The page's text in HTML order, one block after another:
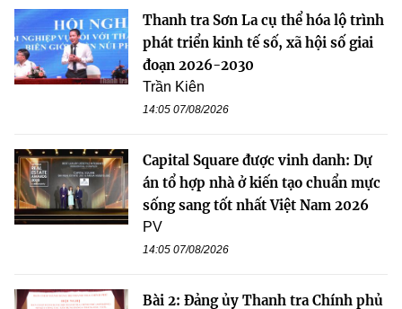
Thanh tra Sơn La cụ thể hóa lộ trình
phát triển kinh tế số, xã hội số giai
đoạn 2026-2030
Trần Kiên
14:05 07/08/2026
Capital Square được vinh danh: Dự
án tổ hợp nhà ở kiến tạo chuẩn mực
sống sang tốt nhất Việt Nam 2026
PV
14:05 07/08/2026
Bài 2: Đảng ủy Thanh tra Chính phủ